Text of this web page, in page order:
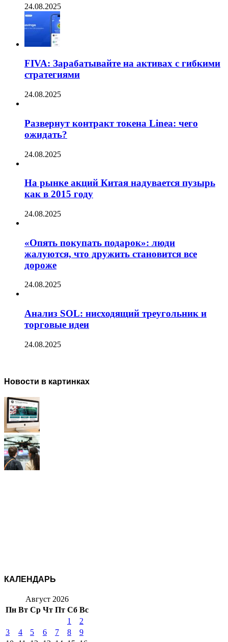
24.08.2025
FIVA: Зарабатывайте на активах с гибкими
стратегиями
24.08.2025
Развернут контракт токена Linea: чего
ожидать?
24.08.2025
На рынке акций Китая надувается пузырь
как в 2015 году
24.08.2025
«Опять покупать подарок»: люди
жалуются, что дружить становится все
дороже
24.08.2025
Анализ SOL: нисходящий треугольник и
торговые идеи
24.08.2025
Новости в картинках
КАЛЕНДАРЬ
Август 2026
Пн Вт Ср Чт Пт Сб Вс
1
2
3
4 5 6 7 8
9